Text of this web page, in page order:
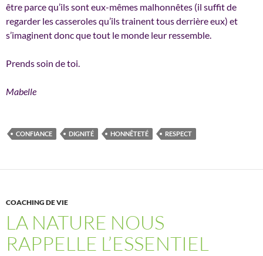
être parce qu’ils sont eux-mêmes malhonnêtes (il suffit de
regarder les casseroles qu’ils trainent tous derrière eux) et
s’imaginent donc que tout le monde leur ressemble.
Prends soin de toi.
Mabelle
CONFIANCE DIGNITÉ HONNÊTETÉ RESPECT
COACHING DE VIE
LA NATURE NOUS
RAPPELLE L’ESSENTIEL